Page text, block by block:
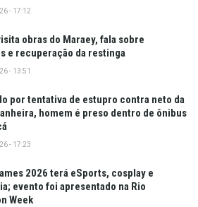
- 17:12
obras do Maraey, fala sobre
e recuperação da restinga
- 13:51
por tentativa de estupro contra neto da
homem é preso dentro de ônibus
- 17:23
2026 terá eSports, cosplay e
evento foi apresentado na Rio
Week